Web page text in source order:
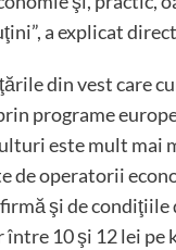
a explicat
din vest care
programe
este mult mai
de operatorii
şi de
10 şi 12 lei pe